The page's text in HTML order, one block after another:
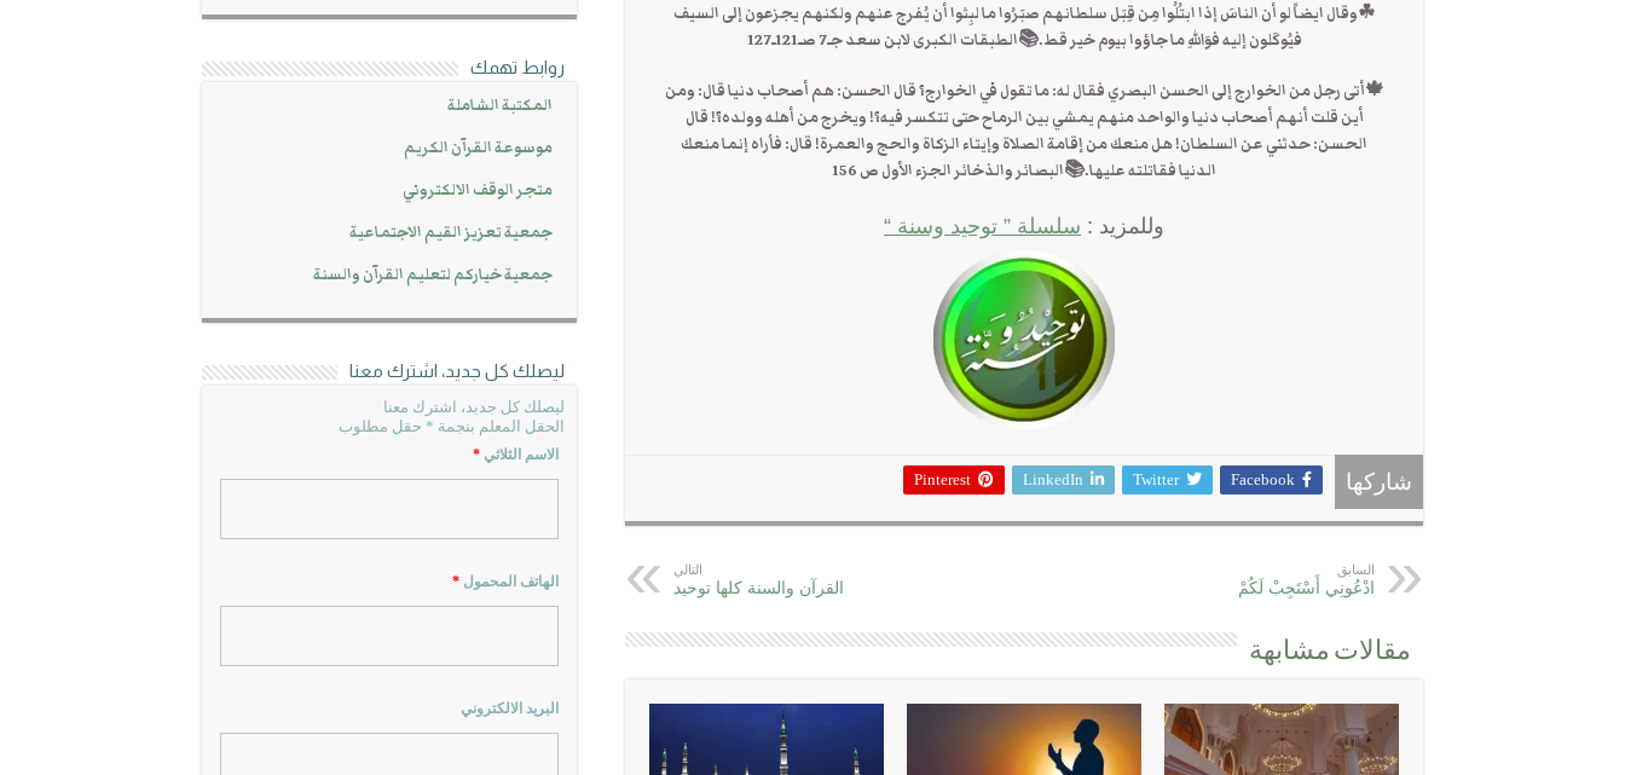
☘وقال ايضاً لو أن الناسَ إذا ابتُلُوا مِن قِبَل سلطانهم صبَرُوا ما لبِثوا أن يُفرج عنهم ولكنهم يجزعون إلى السيف
فيُوكَلون إليه فوَاللهِ ما جاؤوا بيوم خير قط.📚الطبقات الكبرى لابن سعد جـ7 صـ121ـ127
🍁أتى رجل من الخوارج إلى الحسن البصري فقال له: ما تقول في الخوارج؟ قال الحسن: هم أصحاب دنيا قال: ومن
أين قلت أنهم أصحاب دنيا والواحد منهم يمشي بين الرماح حتى تتكسر فيه؟! ويخرج من أهله وولده؟! قال
الحسن: حدثني عن السلطان! هل منعك من إقامة الصلاة وإيتاء الزكاة والحج والعمرة! قال: فأراه إنما منعك
الدنيا فقاتلته عليها.📚البصائر والذخائر الجزء الأول ص 156
وللمزيد : سلسلة ” توحيد وسنة “
شاركها Facebook
Twitter
LinkedIn
Pinterest
السابق
ادْعُونِي أَسْتَجِبْ لَكُمْ
التالي
القرآن والسنة كلها توحيد
مقالات مشابهة
روابط تهمك
المكتبة الشاملة
موسوعة القرآن الكريم
متجر الوقف الالكتروني
جمعية تعزيز القيم الاجتماعية
جمعية خياركم لتعليم القرآن والسنة
ليصلك كل جديد، اشترك معنا
ليصلك كل جديد، اشترك معنا
الحقل المعلم بنجمة * حقل مطلوب
الاسم الثلاثي *
الهاتف المحمول *
البريد الالكتروني